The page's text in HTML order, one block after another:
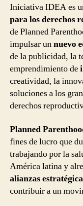
Iniciativa IDEA es
para los derechos
de Planned
impulsar unnuevo
de la publicidad, la
emprendimiento de
creatividad, la
soluciones a los
derechos
Planned
fines de lucro que
trabajando por la
América latina y
alianzas
contribuir a un